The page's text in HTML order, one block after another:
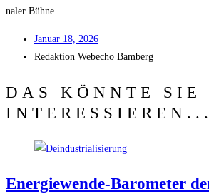
na­ler Bühne.
Janu­ar 18, 2026
Redak­ti­on Web­echo Bamberg
DAS KÖNNTE SIE
INTERESSIEREN...
Ener­gie­wen­de-Baro­me­ter